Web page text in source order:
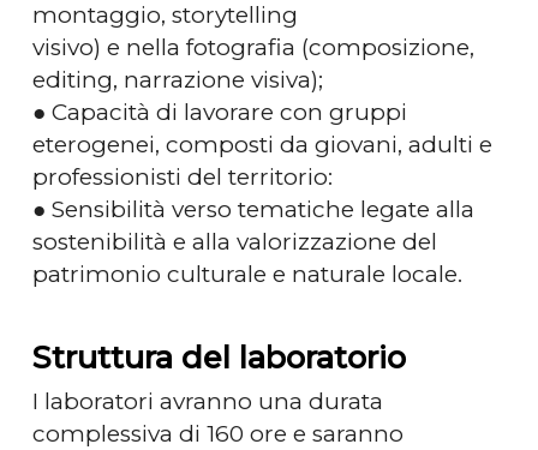
montaggio, storytelling
visivo) e nella fotografia (composizione,
editing, narrazione visiva);
● Capacità di lavorare con gruppi
eterogenei, composti da giovani, adulti e
professionisti del territorio:
● Sensibilità verso tematiche legate alla
sostenibilità e alla valorizzazione del
patrimonio culturale e naturale locale.
Struttura del laboratorio
I laboratori avranno una durata
complessiva di 160 ore e saranno